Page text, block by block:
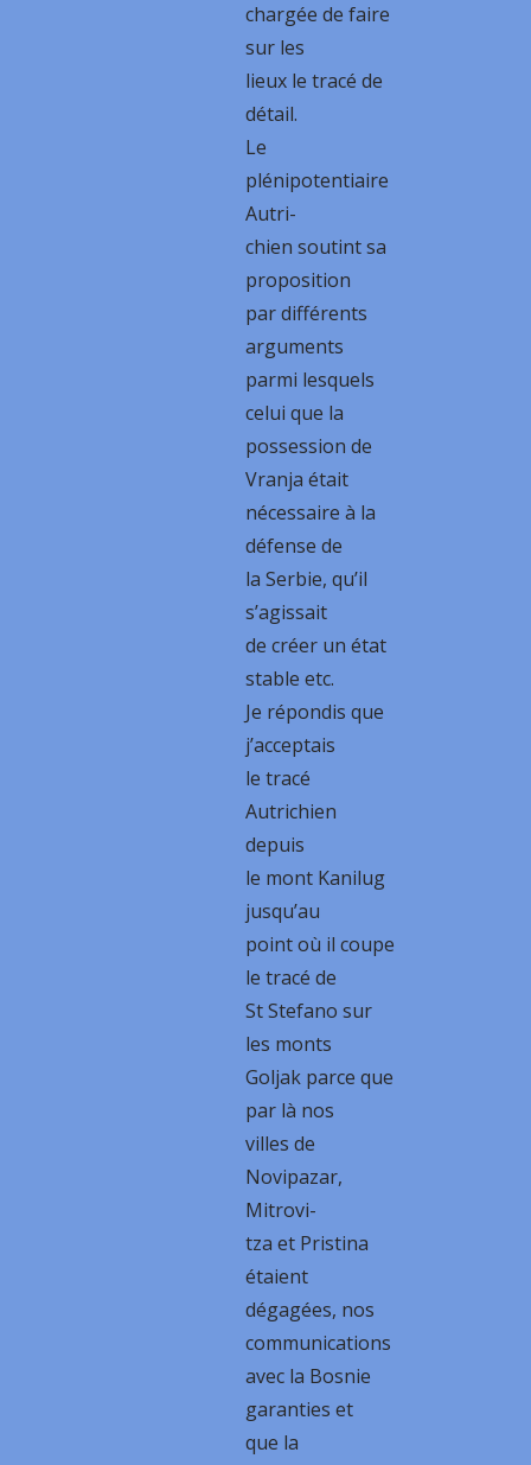
chargée de faire
sur les
lieux le tracé de
détail.
Le
plénipotentiaire
Autri-
chien soutint sa
proposition
par différents
arguments
parmi lesquels
celui que la
possession de
Vranja était
nécessaire à la
défense de
la Serbie, qu’il
s’agissait
de créer un état
stable etc.
Je répondis que
j’acceptais
le tracé
Autrichien
depuis
le mont Kanilug
jusqu’au
point où il coupe
le tracé de
St Stefano sur
les monts
Goljak parce que
par là nos
villes de
Novipazar,
Mitrovi-
tza et Pristina
étaient
dégagées, nos
communications
avec la Bosnie
garanties et
que la